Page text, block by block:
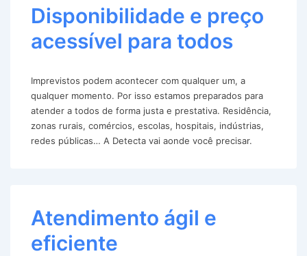
Disponibilidade e preço
acessível para todos
Imprevistos podem acontecer com qualquer um, a
qualquer momento. Por isso estamos preparados para
atender a todos de forma justa e prestativa. Residência,
zonas rurais, comércios, escolas, hospitais, indústrias,
redes públicas… A Detecta vai aonde você precisar.
Atendimento ágil e
eficiente